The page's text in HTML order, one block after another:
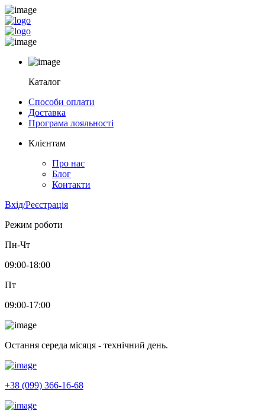
Каталог
Способи оплати
Доставка
Програма лояльності
Клієнтам
Про нас
Блог
Контакти
Вхід/Реєстрація
Режим роботи
Пн-Чт
09:00-18:00
Пт
09:00-17:00
Остання середа місяця - технічний день.
+38 (099) 366-16-68